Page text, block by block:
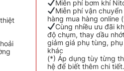
Miễn phí bơm khí
Miễn phí vận
hàng mua hàng online
Cùng nhiều ưu đãi
độ chụm, thay dầu
giảm giá phụ tùng,
khác
(*) Áp dụng tùy từng
hệ để biết thêm chi tiết.